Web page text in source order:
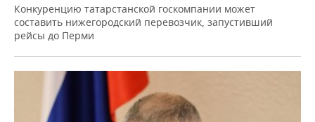
Конкуренцию татарстанской госкомпании может
составить нижегородский перевозчик, запустивший
рейсы до Перми